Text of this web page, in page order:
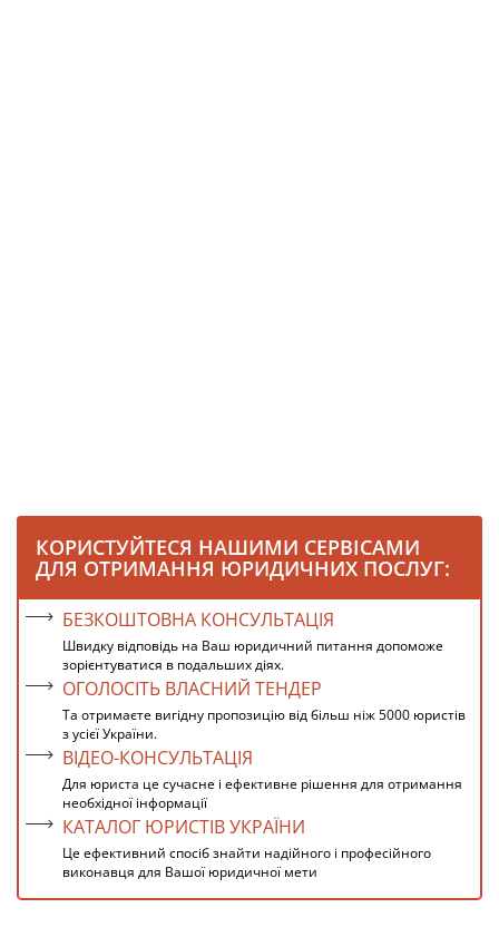
КОРИСТУЙТЕСЯ НАШИМИ СЕРВІСАМИ
ДЛЯ ОТРИМАННЯ ЮРИДИЧНИХ ПОСЛУГ:
БЕЗКОШТОВНА КОНСУЛЬТАЦІЯ
Швидку відповідь на Ваш юридичний питання допоможе
зорієнтуватися в подальших діях.
ОГОЛОСІТЬ ВЛАСНИЙ ТЕНДЕР
Та отримаєте вигідну пропозицію від більш ніж 5000 юристів
з усієї України.
ВІДЕО-КОНСУЛЬТАЦІЯ
Для юриста це сучасне і ефективне рішення для отримання
необхідної інформації
КАТАЛОГ ЮРИСТІВ УКРАЇНИ
Це ефективний спосіб знайти надійного і професійного
виконавця для Вашої юридичної мети